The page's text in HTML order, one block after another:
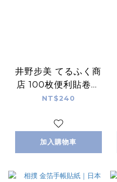
井野步美 てるふく商
店 100枚便利貼卷｜
日本PAPIER PLATZ
NT$240
加入購物車